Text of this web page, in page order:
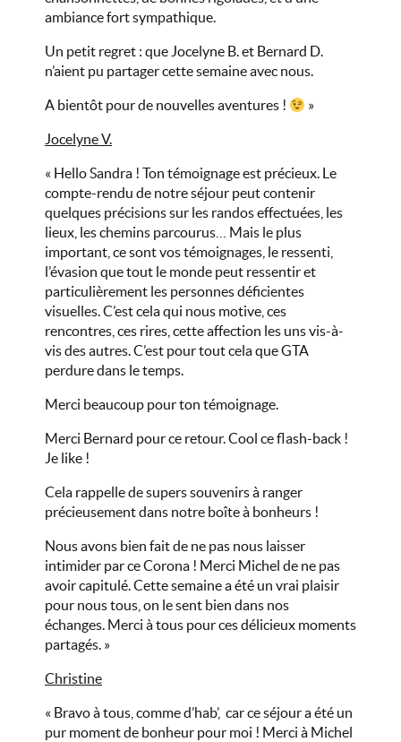
ambiance fort sympathique.
Un petit regret : que Jocelyne B. et Bernard D.
n’aient pu partager cette semaine avec nous.
A bientôt pour de nouvelles aventures ! »
Jocelyne V.
« Hello Sandra ! Ton témoignage est précieux. Le
compte-rendu de notre séjour peut contenir
quelques précisions sur les randos effectuées, les
lieux, les chemins parcourus… Mais le plus
important, ce sont vos témoignages, le ressenti,
l’évasion que tout le monde peut ressentir et
particulièrement les personnes déficientes
visuelles. C’est cela qui nous motive, ces
rencontres, ces rires, cette affection les uns vis-à-
vis des autres. C’est pour tout cela que GTA
perdure dans le temps.
Merci beaucoup pour ton témoignage.
Merci Bernard pour ce retour. Cool ce flash-back !
Je like !
Cela rappelle de supers souvenirs à ranger
précieusement dans notre boîte à bonheurs !
Nous avons bien fait de ne pas nous laisser
intimider par ce Corona ! Merci Michel de ne pas
avoir capitulé. Cette semaine a été un vrai plaisir
pour nous tous, on le sent bien dans nos
échanges. Merci à tous pour ces délicieux moments
partagés. »
Christine
« Bravo à tous, comme d’hab’, car ce séjour a été un
pur moment de bonheur pour moi ! Merci à Michel